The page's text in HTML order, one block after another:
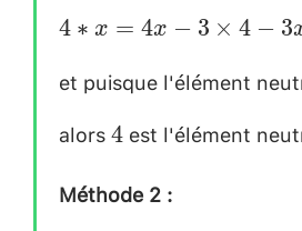
3\times
+12=x
\\
4*x=4x-
4
-3x+12
[0.2cm]
4 ∗ x = 4x − 3 × 4 − 3
et puisque l'élément
alors4
4 est l'élément
Méthode 2: